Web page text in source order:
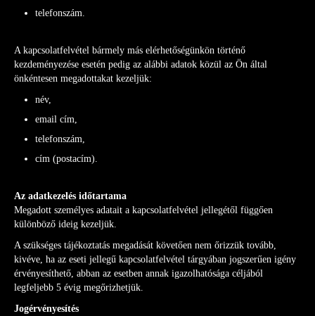
telefonszám.
A kapcsolatfelvétel bármely más elérhetőségünkön történő
kezdeményezése esetén pedig az alábbi adatok közül az Ön által
önkéntesen megadottakat kezeljük:
név,
email cím,
telefonszám,
cím (postacím).
Az adatkezelés időtartama
Megadott személyes adatait a kapcsolatfelvétel jellegétől függően
különböző ideig kezeljük.
A szükséges tájékoztatás megadását követően nem őrizzük tovább,
kivéve, ha az eseti jellegű kapcsolatfelvétel tárgyában jogszerűen igény
érvényesíthető, abban az esetben annak igazolhatósága céljából
legfeljebb 5 évig megőrizhetjük.
Jogérvényesítés